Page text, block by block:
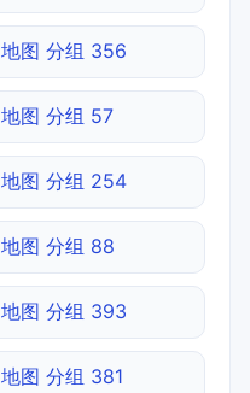
地图 分组 356
地图 分组 57
地图 分组 254
地图 分组 88
地图 分组 393
地图 分组 381